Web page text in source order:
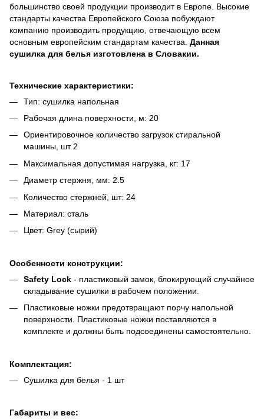
большинство своей продукции производит в Европе. Высокие
стандарты качества Европейского Союза побуждают
компанию производить продукцию, отвечающую всем
основным европейским стандартам качества. Данная
сушилка для белья изготовлена в Словакии.
Технические характеристики:
Тип: сушилка напольная
Рабочая длина поверхности, м: 20
Ориентировочное количество загрузок стиральной
машины, шт 2
Максимальная допустимая нагрузка, кг: 17
Диаметр стержня, мм: 2.5
Количество стержней, шт: 24
Материал: сталь
Цвет: Grey (сырий)
Особенности конструкции:
Safety Lock - пластиковый замок, блокирующий случайное
складывание сушилки в рабочем положении.
Пластиковые ножки предотвращают порчу напольной
поверхности. Пластиковые ножки поставляются в
комплекте и должны быть подсоединены самостоятельно.
Комплектация:
Сушилка для белья - 1 шт
Габариты и вес: